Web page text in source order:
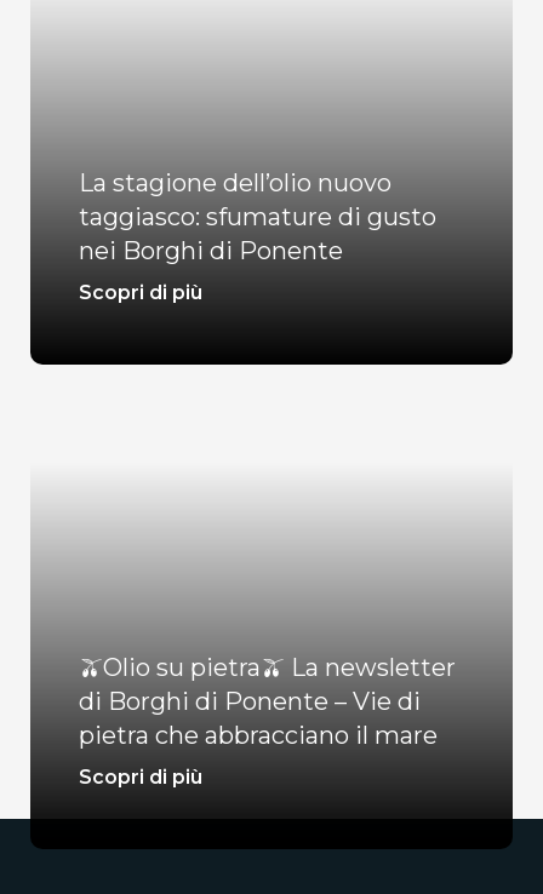
La stagione dell’olio nuovo
taggiasco: sfumature di gusto
nei Borghi di Ponente
Scopri di più
🫒Olio su pietra🫒 La newsletter
di Borghi di Ponente – Vie di
pietra che abbracciano il mare
Scopri di più